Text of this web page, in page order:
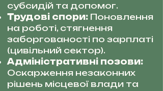
субсидій та допомог.
Трудові спори: Поновлення
на роботі, стягнення
заборгованості по зарплаті
(цивільний сектор).
Адміністративні позови:
Оскарження незаконних
рішень місцевої влади та